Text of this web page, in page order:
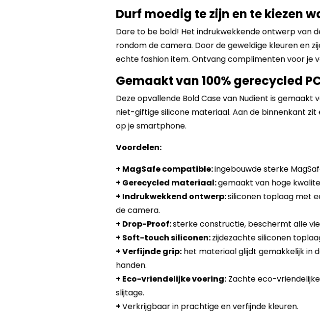
Durf moedig te zijn en te kiezen
Dare to be bold! Het indrukwekkende ontwerp van
rondom de camera. Door de geweldige kleuren en
echte fashion item. Ontvang complimenten voor je
Gemaakt van 100% gerecycled
Deze opvallende Bold Case van Nudient is gemaakt
niet-giftige silicone materiaal. Aan de binnenkant
op je smartphone.
Voordelen:
+ MagSafe compatible:ingebouwde sterke
+ Gerecycled materiaal:gemaakt van hoge
+ Indrukwekkend ontwerp:siliconen toplaag met
de camera.
+ Drop-Proof:sterke constructie, beschermt alle
+ Soft-touch siliconen:zijdezachte siliconen
+ Verfijnde grip:het materiaal glijdt gemakkelijk in
handen.
+ Eco-vriendelijke voering:Zachte eco-
slijtage.
+Verkrijgbaar in prachtige en verfijnde kleuren.